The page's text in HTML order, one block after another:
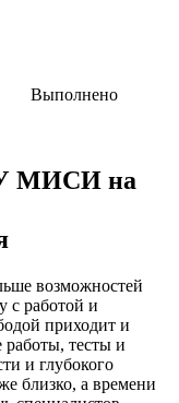
Выполнено
МИСИ на
возможностей
с работой и
приходит и
работы, тесты и
и глубокого
близко, а времени